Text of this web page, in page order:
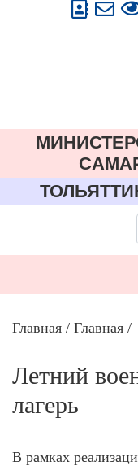
Главная / Главная /
Летний
лагерь
В рамках